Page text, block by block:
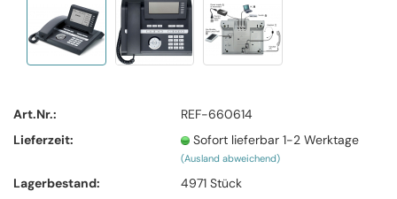
Art.Nr.:
REF-660614
Lieferzeit:
Sofort lieferbar 1-2 Werktage
(Ausland abweichend)
Lagerbestand: 4971Stück